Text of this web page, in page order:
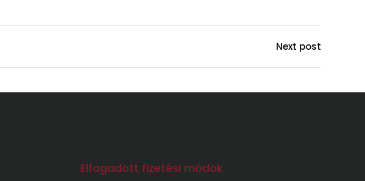
Next post
Elfogadott fizetési módok